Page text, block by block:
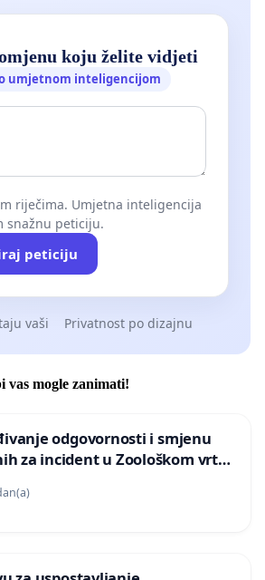
koju želite vidjeti
umjetnom inteligencijom
riječima. Umjetna inteligencija
snažnu peticiju.
peticiju
vaši Privatnost po dizajnu
vas mogle zanimati!
odgovornosti i smjenu
za incident u Zoološkom vrtu